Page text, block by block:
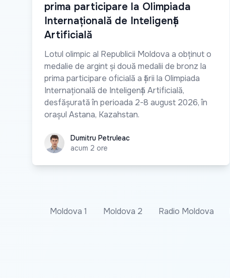
prima participare la Olimpiada
Internațională de Inteligență
Artificială
Lotul olimpic al Republicii Moldova a obținut o
medalie de argint și două medalii de bronz la
prima participare oficială a țării la Olimpiada
Internațională de Inteligență Artificială,
desfășurată în perioada 2-8 august 2026, în
orașul Astana, Kazahstan.
Dumitru Petruleac
Dumitru Petruleac
acum 2 ore
Moldova 1 Moldova 2 Radio Moldova